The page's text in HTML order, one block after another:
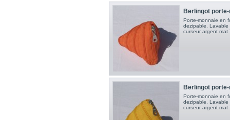
Berlingot
Porte-monnaie en
dezipable.
curseur argent mat
Berlingot
Porte-monnaie en
dezipable.
curseur argent mat